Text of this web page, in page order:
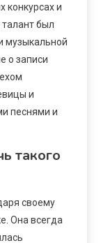
конкурсах и
был
музыкальной
о записи
и
песнями и
такого
своему
Она всегда